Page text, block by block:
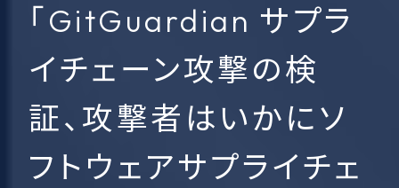
「GitGuardian サプラ
イチェーン攻撃の検
証、攻撃者はいかにソ
フトウェアサプライチェ